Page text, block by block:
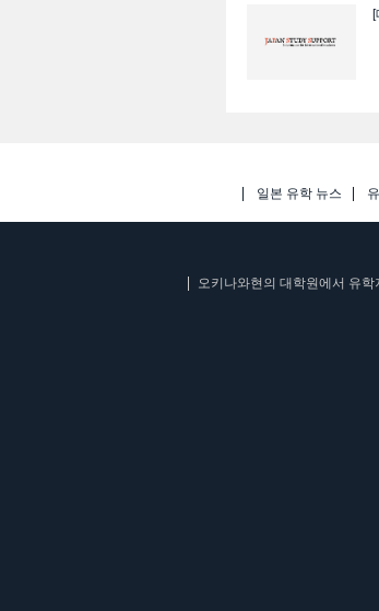
일본 유학 뉴스
오키나와현의 대학원에서 유학